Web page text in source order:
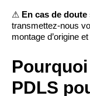
⚠ En cas de
transmettez-nous
montage d’origine
PDLS